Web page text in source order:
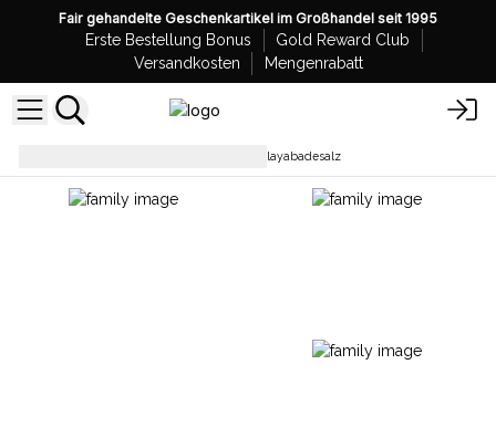
Fair gehandelte Geschenkartikel im Großhandel seit 1995
Erste Bestellung Bonus
Gold Reward Club
Versandkosten
Mengenrabatt
Himalayabadesalz